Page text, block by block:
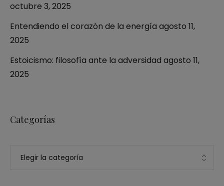
octubre 3, 2025
Entendiendo el corazón de la energía agosto 11,
2025
Estoicismo: filosofía ante la adversidad agosto 11,
2025
Categorías